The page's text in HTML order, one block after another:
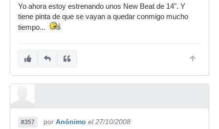
Yo ahora estoy estrenando unos New Beat de 14". Y
tiene pinta de que se vayan a quedar conmigo mucho
tiempo...
#357 por Anónimo el 27/10/2008